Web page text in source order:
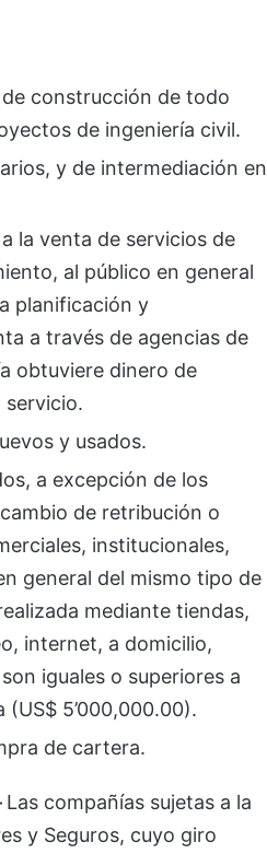
construcción de todo
de ingeniería civil.
y de intermediación en
la venta de servicios de
al público en general
planificación y
a través de agencias de
obtuviere dinero de
servicio.
y usados.
a excepción de los
de retribución o
institucionales,
general del mismo tipo de
mediante tiendas,
internet, a domicilio,
iguales o superiores a
5’000,000.00).
de cartera.
Las compañías sujetas a la
y Seguros, cuyo giro